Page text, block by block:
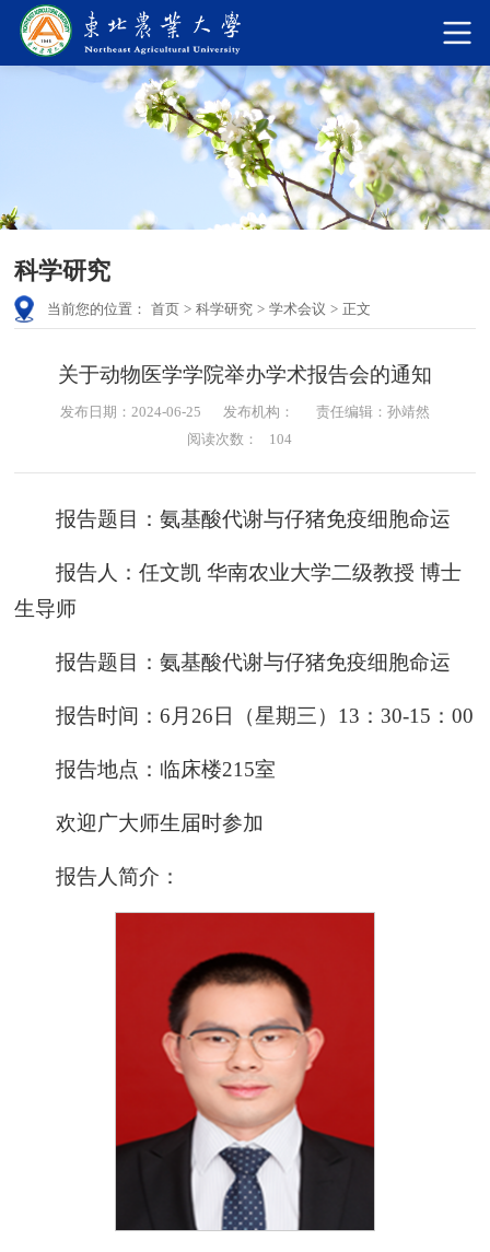
科学研究
当前您的位置： 首页 > 科学研究 > 学术会议 > 正文
关于动物医学学院举办学术报告会的通知
发布日期：2024-06-25 发布机构：
责任编辑：孙靖然
阅读次数：
104
报告题目：氨基酸代谢与仔猪免疫细胞命运
报告人：任文凯 华南农业大学二级教授 博士
生导师
报告题目：氨基酸代谢与仔猪免疫细胞命运
报告时间：6月26日（星期三）13：30-15：00
报告地点：临床楼215室
欢迎广大师生届时参加
报告人简介：